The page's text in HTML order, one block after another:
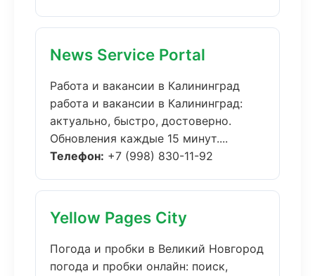
News Service Portal
Работа и вакансии в Калининград
работа и вакансии в Калининград:
актуально, быстро, достоверно.
Обновления каждые 15 минут....
Телефон: +7 (998) 830-11-92
Yellow Pages City
Погода и пробки в Великий Новгород
погода и пробки онлайн: поиск,